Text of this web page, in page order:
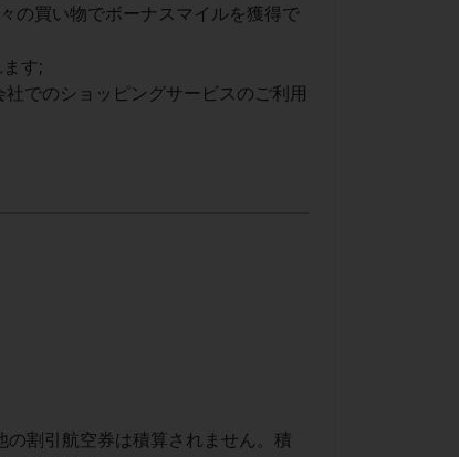
の買い物でボーナスマイルを獲得で
す;
でのショッピングサービスのご利用
割引航空券は積算されません。積